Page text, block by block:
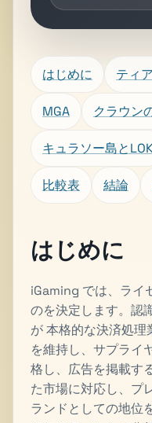
はじめに ティ
MGA クラウン
キュラソー島と
比較表 結論
はじめに
iGaming では、ライ
のを決定します。認
が 本格的な決済処
を維持し、サプライ
格し、広告を掲載す
た市場に対応し、プ
ランドとしての地位